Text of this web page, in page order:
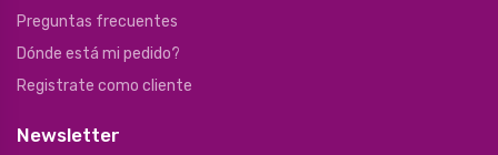
Preguntas frecuentes
Dónde está mi pedido?
Registrate como cliente
Newsletter